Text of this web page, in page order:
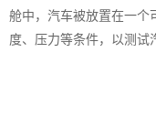
舱中，汽车被放置在一个
度、压力等条件，以测试